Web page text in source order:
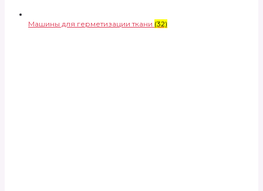
Машины для герметизации ткани (32)